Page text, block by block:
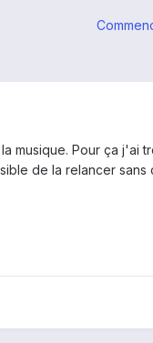
musique. Pour ça
de la relancer